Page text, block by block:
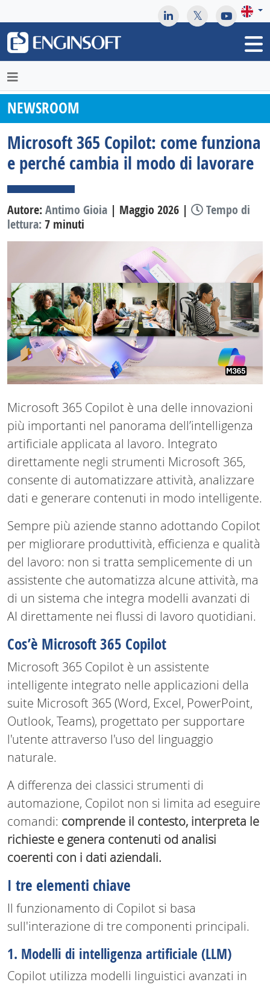
NEWSROOM
Microsoft 365 Copilot: come funziona
e perché cambia il modo di lavorare
Autore:Antimo Gioia | Maggio 2026 |
Tempo di
lettura:7 minuti
Microsoft 365 Copilot è una delle innovazioni
più importanti nel panorama dell’intelligenza
artificiale applicata al lavoro. Integrato
direttamente negli strumenti Microsoft 365,
consente di automatizzare attività, analizzare
dati e generare contenuti in modo intelligente.
Sempre più aziende stanno adottando Copilot
per migliorare produttività, efficienza e qualità
del lavoro: non si tratta semplicemente di un
assistente che automatizza alcune attività, ma
di un sistema che integra modelli avanzati di
AI direttamente nei flussi di lavoro quotidiani.
Cos’è Microsoft 365 Copilot
Microsoft 365 Copilot è un assistente
intelligente integrato nelle applicazioni della
suite Microsoft 365 (Word, Excel, PowerPoint,
Outlook, Teams), progettato per supportare
l'utente attraverso l'uso del linguaggio
naturale.
A differenza dei classici strumenti di
automazione, Copilot non si limita ad eseguire
comandi: comprende il contesto, interpreta le
richieste e genera contenuti od analisi
coerenti con i dati aziendali.
I tre elementi chiave
Il funzionamento di Copilot si basa
sull'interazione di tre componenti principali.
1. Modelli di intelligenza artificiale (LLM)
Copilot utilizza modelli linguistici avanzati in
May we use cookies to track your activities? We take your
privacy very seriously. Please see our privacy policy for details
and any questions.